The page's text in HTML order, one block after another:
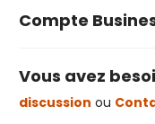
Compte
Vous avez
discussion ou